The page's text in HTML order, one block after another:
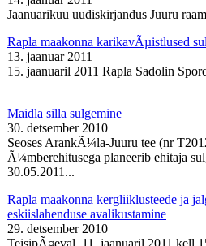
Jaanuarikuu uudiskirjandus Juuru
Rapla maakonna karikavÃµistlused
13. jaanuar 2011
15. jaanuaril 2011 Rapla Sadolin
Maidla silla sulgemine
30. detsember 2010
Seoses ArankÃ¼la-Juuru tee (nr
Ã¼mberehitusega planeerib ehitaja
30.05.2011...
Rapla maakonna kergliiklusteede ja
eskiislahenduse avalikustamine
29. detsember 2010
TeisipÃ¤eval, 11. jaanuaril 2011 kell